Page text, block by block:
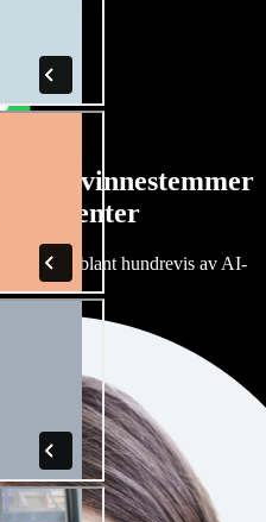
og kvinnestemmer
aksenter
ut. Velg blant hundrevis av AI-